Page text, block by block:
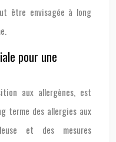
être envisagée à long
pour une
aux allergènes, est
terme des allergies aux
et des mesures